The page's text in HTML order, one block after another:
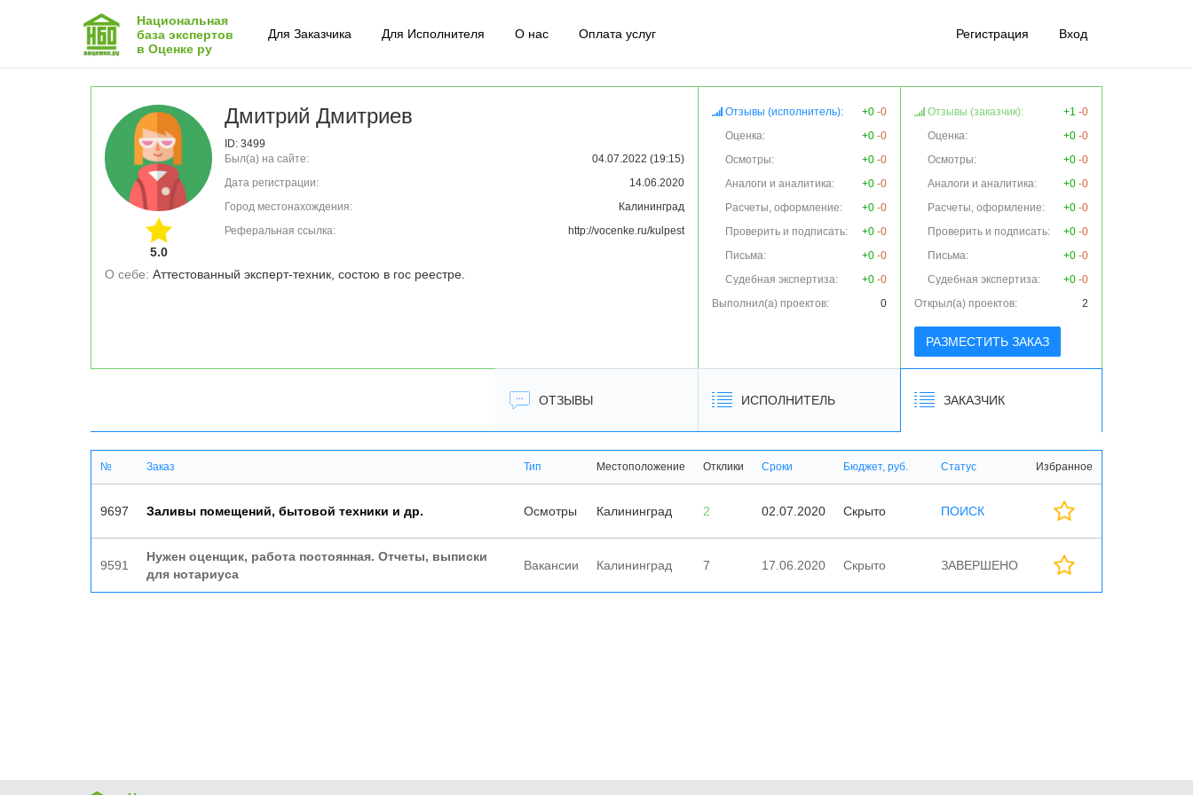
Национальная
база экспертов
в Оценке ру
Для Заказчика Для Исполнителя О нас Оплата услуг Регистрация Вход
5.0
Дмитрий Дмитриев
ID: 3499
Был(а) на сайте:
04.07.2022 (19:15)
Дата регистрации:
14.06.2020
Город местонахождения:
Калининград
Реферальная ссылка:
http://vocenke.ru/kulpest
О себе: Аттестованный эксперт-техник, состою в гос реестре.
Отзывы (исполнитель): +0 -0
Оценка:
+0 -0
Осмотры:
+0 -0
Аналоги и аналитика:
+0 -0
Расчеты, оформление:
+0 -0
Проверить и подписать:
+0 -0
Письма:
+0 -0
Судебная экспертиза:
+0 -0
Выполнил(а) проектов:
0
Отзывы (заказчик): +1 -0
Оценка:
+0 -0
Осмотры:
+0 -0
Аналоги и аналитика:
+0 -0
Расчеты, оформление:
+0 -0
Проверить и подписать:
+0 -0
Письма:
+0 -0
Судебная экспертиза:
+0 -0
Открыл(а) проектов:
2
РАЗМЕСТИТЬ ЗАКАЗ
ОТЗЫВЫ ИСПОЛНИТЕЛЬ ЗАКАЗЧИК
№ Заказ Тип Местоположение Отклики Сроки Бюджет, руб. Статус Избранное
9697 Заливы помещений, бытовой техники и др. Осмотры Калининград 2 02.07.2020 Скрыто ПОИСК
9591
Нужен оценщик, работа постоянная. Отчеты, выписки
для нотариуса
Вакансии Калининград 7 17.06.2020 Скрыто ЗАВЕРШЕНО